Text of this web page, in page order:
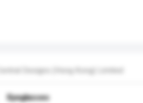
Central Designs (Hong Kong) Limited
Eyeglasses